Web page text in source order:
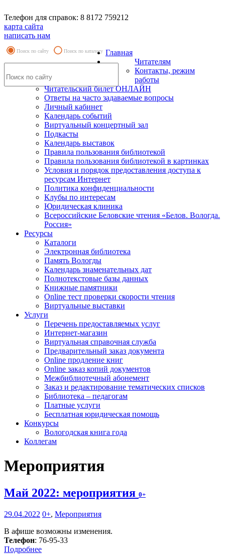
Телефон для справок: 8 8172 759212
карта сайта
написать нам
Поиск по сайту Поиск по каталогу Главная
Читателям
Контакты, режим
работы
Читательский билет ОНЛАЙН
Ответы на часто задаваемые вопросы
Личный кабинет
Календарь событий
Виртуальный концертный зал
Подкасты
Календарь выставок
Правила пользования библиотекой
Правила пользования библиотекой в картинках
Условия и порядок предоставления доступа к
ресурсам Интернет
Политика конфиденциальности
Клубы по интересам
Юридическая клиника
Всероссийские Беловские чтения «Белов. Вологда.
Россия»
Ресурсы
Каталоги
Электронная библиотека
Память Вологды
Календарь знаменательных дат
Полнотекстовые базы данных
Книжные памятники
Online тест проверки скорости чтения
Виртуальные выставки
Услуги
Перечень предоставляемых услуг
Интернет-магазин
Виртуальная справочная служба
Предварительный заказ документа
Online продление книг
Online заказ копий документов
Межбиблиотечный абонемент
Заказ и редактирование тематических списков
Библиотека – педагогам
Платные услуги
Бесплатная юридическая помощь
Конкурсы
Вологодская книга года
Коллегам
Мероприятия
Май 2022: мероприятия 0+
29.04.2022 0+, Мероприятия
В афише возможны изменения.
Телефон: 76-95-33
Подробнее